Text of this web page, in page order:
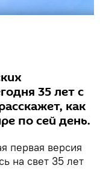
35 лет с
как
по сей день.
первая версия
на свет 35 лет